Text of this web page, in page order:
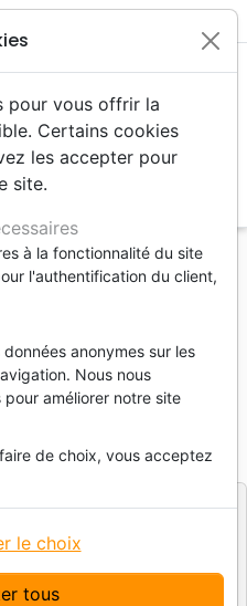
témoignage
A JESUS-CHRIST
A JESUS-
pour vous offrir la
Certains cookies
les accepter pour
site.
à la fonctionnalité du site
l'authentification du client,
anonymes sur les
Nous nous
améliorer notre site
de choix, vous acceptez
tous
le choix